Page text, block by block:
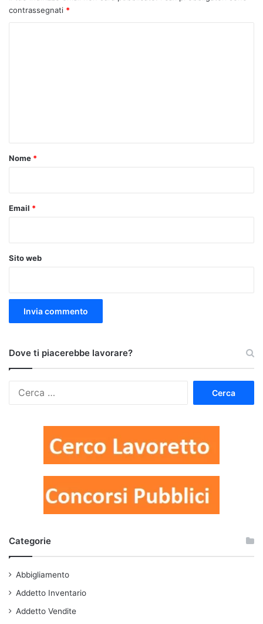
contrassegnati *
o
Nome *
Email *
Sito web
Dove ti piacerebbe lavorare?
Categorie
Abbigliamento
Addetto Inventario
Addetto Vendite